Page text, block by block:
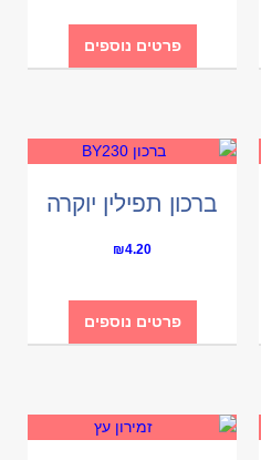
פרטים נוספים
ברכון תפילין יוקרה
₪4.20
פרטים נוספים